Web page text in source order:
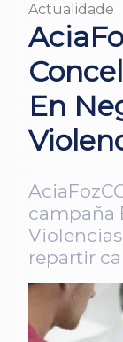
Actualidade
En
campaña
repartir